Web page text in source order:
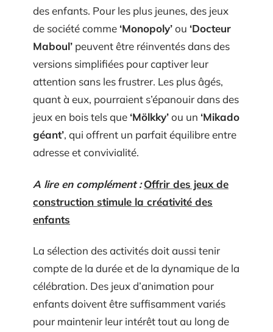
des enfants. Pour les plus jeunes, des jeux
de société comme ‘Monopoly’ou ‘Docteur
Maboul’ peuvent être réinventés dans des
versions simplifiées pour captiver leur
attention sans les frustrer. Les plus âgés,
quant à eux, pourraient s’épanouir dans des
jeux en bois tels que ‘Mölkky’ou un ‘Mikado
géant’, qui offrent un parfait équilibre entre
adresse et convivialité.
A lire en complément : Offrir des jeux de
construction stimule la créativité des
enfants
La sélection des activités doit aussi tenir
compte de la durée et de la dynamique de la
célébration. Des jeux d’animation pour
enfants doivent être suffisamment variés
pour maintenir leur intérêt tout au long de